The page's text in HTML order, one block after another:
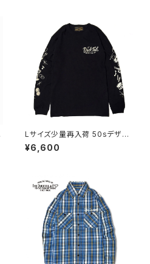
Lサイズ少量再入荷 50sデザイ
ン ピンナップガール 音符 袖プリ
ント 長袖 Tシャツ ロンT 丸胴
00% ブラック 黒 ゆうパケットポ
スト対応 DUCKTAIL CLOTHI
NG "RAZZLE DAZZLE" BLA
CK ダックテイル クロージング
¥6,600